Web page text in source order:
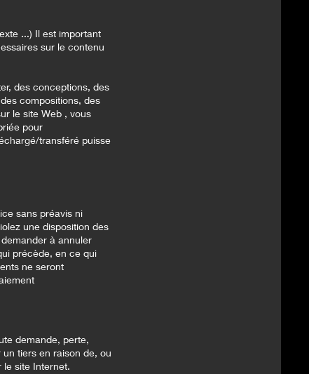
...) Il est important
sur le contenu
des conceptions, des
compositions, des
le site Web , vous
pour
transféré puisse
sans préavis ni
une disposition des
à annuler
précède, en ce qui
ne seront
demande, perte,
tiers en raison de, ou
le site Internet.